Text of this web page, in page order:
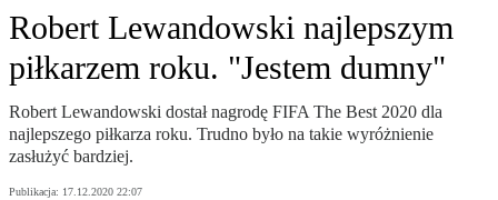
Robert Lewandowski najlepszym
piłkarzem roku. "Jestem dumny"
Robert Lewandowski dostał nagrodę FIFA The Best 2020 dla
najlepszego piłkarza roku. Trudno było na takie wyróżnienie
zasłużyć bardziej.
Publikacja: 17.12.2020 22:07